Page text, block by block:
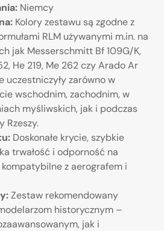
Niemcy
Kolory zestawu są zgodne z
RLM używanymi m.in. na
jak Messerschmitt Bf 109G/K,
He 219, Me 262 czy Arado Ar
uczestniczyły zarówno w
wschodnim, zachodnim, w
myśliwskich, jak i podczas
Rzeszy.
Doskonałe krycie, szybkie
trwałość i odporność na
z aerografem i
Zestaw rekomendowany
historycznym –
jak i